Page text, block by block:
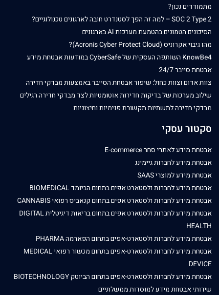
מתמודדים נכון?
SOC 2 Type 2 – למה זה הפך לסטנדרט חובה לארגונים טכנולוגיים?
הסיכונים הטמונים בהטמעת מערכות AI בארגונים
מהו גיבוי אקרוניס (Acronis Cyber Protect Cloud)?
KnowBe4 השותפה העסקית של CyberSafe במודעות אבטחת מידע
אבטחת סייבר 24/7
צוות אדום וצוות כחול: שיפור אבטחת הסייבר באמצעות מבדקי חדירה
שילוב מערכות של בדיקות חדירות אוטומטיות לצד מבדקי חדירה רגילים
מבדקי חדירה לתשתיות תקשורת פנימיות וחיצוניות
סקטור עסקי
אבטחת מידע לאתרי סחר E-commerce
אבטחת מידע לחברות גיימינג
אבטחת מידע למוצרי SAAS
אבטחת מידע לחברות ולסטארט אפים בתחום הביומד BIOMEDICAL
אבטחת מידע לחברות ולסטארט אפים בתחום קנאביס רפואי CANNABIS
אבטחת מידע לחברות ולסטארט אפים בתחום בריאות דיגיטלית DIGITAL
HEALTH
אבטחת מידע לחברות ולסטארט-אפים בתחום הפארמה PHARMA
אבטחת מידע לחברות ולסטארט-אפים בתחום מכשור רפואי MEDICAL
DEVICE
אבטחת מידע לחברות ולסטארט-אפים בתחום הביוטק BIOTECHNOLOGY
שירותי אבטחת מידע למוסדות ממשלתיים